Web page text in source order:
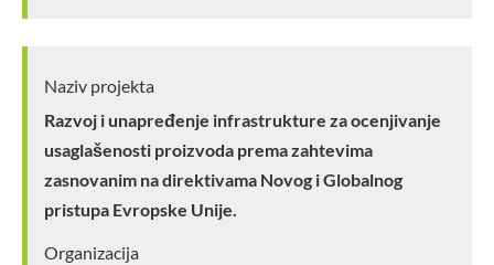
Naziv projekta
Razvoj i unapređenje infrastrukture za ocenjivanje
usaglašenosti proizvoda prema zahtevima
zasnovanim na direktivama Novog i Globalnog
pristupa Evropske Unije.
Organizacija